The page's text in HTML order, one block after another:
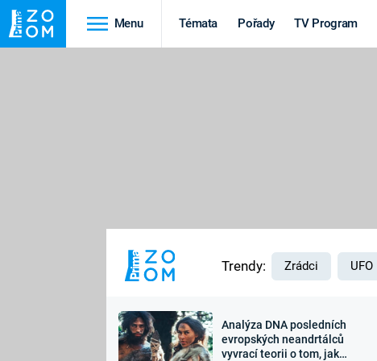
Menu Témata Pořady TV Program
Výročí
Trendy: Zrádci UFO
Analýza DNA posledních
evropských neandrtálců
vyvrací teorii o tom, jak